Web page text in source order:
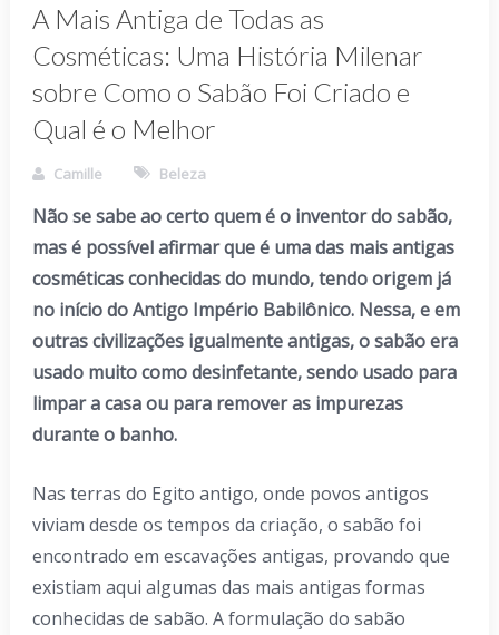
A Mais Antiga de Todas as
Cosméticas: Uma História Milenar
sobre Como o Sabão Foi Criado e
Qual é o Melhor
Camille Beleza
Não se sabe ao certo quem é o inventor do sabão,
mas é possível afirmar que é uma das mais antigas
cosméticas conhecidas do mundo, tendo origem já
no início do Antigo Império Babilônico. Nessa, e em
outras civilizações igualmente antigas, o sabão era
usado muito como desinfetante, sendo usado para
limpar a casa ou para remover as impurezas
durante o banho.
Nas terras do Egito antigo, onde povos antigos
viviam desde os tempos da criação, o sabão foi
encontrado em escavações antigas, provando que
existiam aqui algumas das mais antigas formas
conhecidas de sabão. A formulação do sabão